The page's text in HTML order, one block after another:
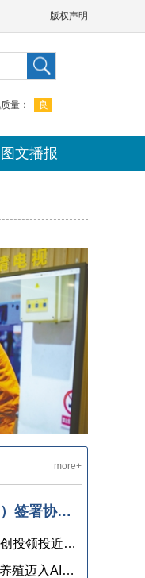
版权声明
图文播报
图文播报
more+
超擎数智与香港中文大学（深圳）签署协议，共建人工智能和边缘计算联合实验室，打造产学研用协同创新高地
率先跑通盈利，智谷天厨获招商局创投领投近亿元融资
魔芋AI机器人商用落地，蛋鸡智慧养殖迈入AI检测时代